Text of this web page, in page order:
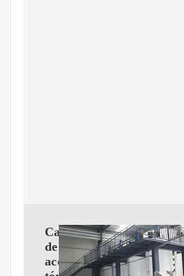
Calentadores
de
aceite